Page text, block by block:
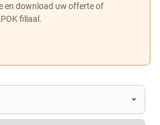
en download uw offerte of
filiaal.
(Optioneel)